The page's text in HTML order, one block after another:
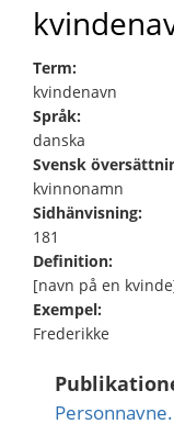
Term:
kvindenavn
Språk:
danska
Svensk
kvinnonamn
Sidhänvisning:
181
Definition:
[navn på en
Exempel:
Frederikke
Personnavne.